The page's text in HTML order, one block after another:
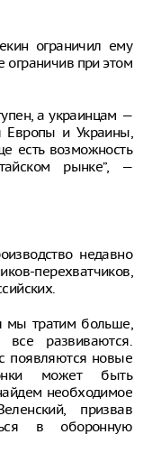
ограничил ему
ограничив при этом
а украинцам —
Европы и Украины,
есть возможность
рынке”, —
недавно
перехватчиков,
мы тратим больше,
развиваются.
появляются новые
может быть
необходимое
призвав
в оборонную